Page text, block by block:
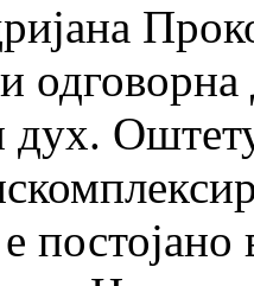
одговорна
дух.